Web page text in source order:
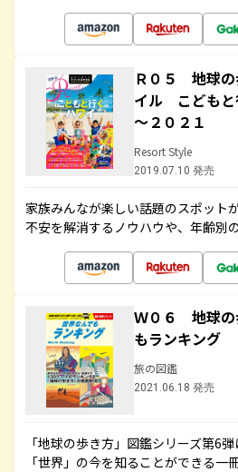
Ｒ０５ 地球
イル こども
～２０２１
Resort Style
2019.07.10 発売
家族みんなが楽しい話題のスポット
不安を解消するノウハウや、年齢別
Ｗ０６ 地球の
もランキング
旅の図鑑
2021.06.18 発売
「地球の歩き方」図鑑シリーズ第6
「世界」の今を知ることができる一